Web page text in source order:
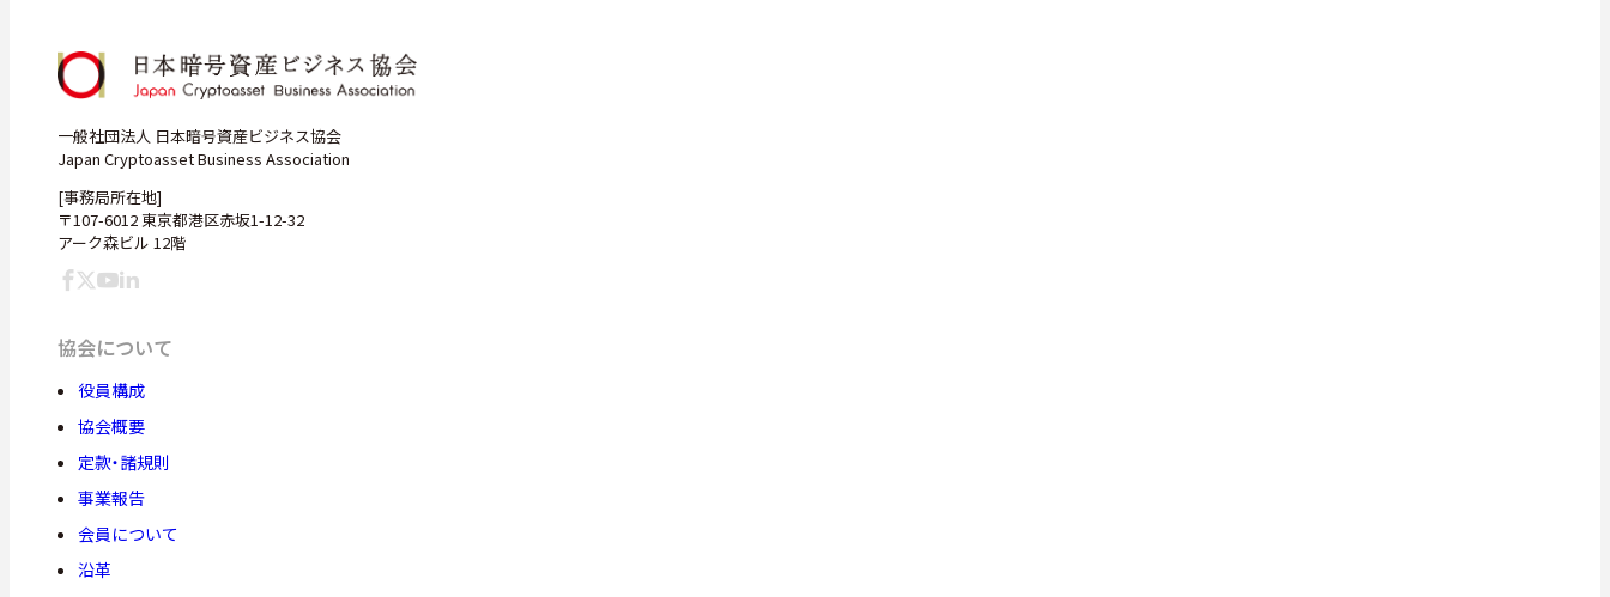
一般社団法人 日本暗号資産ビジネス協会
Japan Cryptoasset Business Association
[事務局所在地]
〒107-6012 東京都港区赤坂1-12-32
アーク森ビル 12階
協会について
役員構成
協会概要
定款・諸規則
事業報告
会員について
沿革